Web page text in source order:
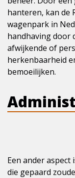
hanteren, kan de
wagenpark in
handhaving door
afwijkende of
herkenbaarheid
bemoeilijken.
Een ander
die gepaard